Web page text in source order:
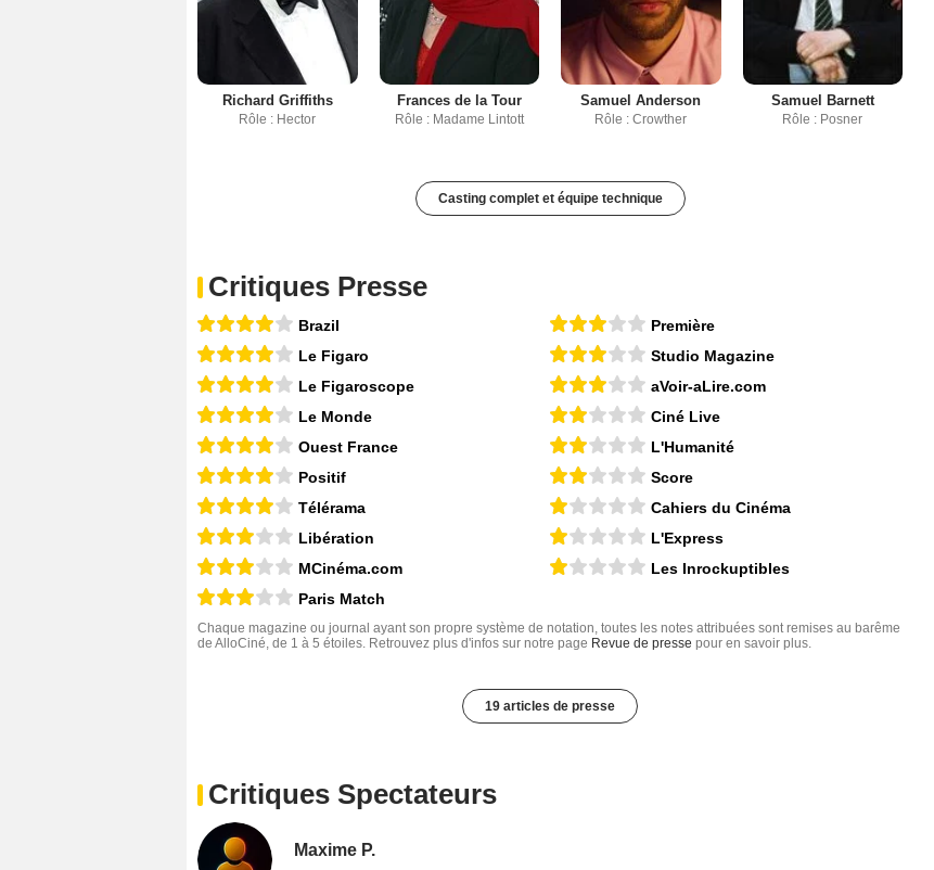
Richard Griffiths
Rôle : Hector
Frances de la Tour
Rôle : Madame Lintott
Samuel Anderson
Rôle : Crowther
Samuel Barnett
Rôle : Posner
Casting complet et équipe technique
Critiques Presse
Brazil
Le Figaro
Le Figaroscope
Le Monde
Ouest France
Positif
Télérama
Libération
MCinéma.com
Paris Match
Première
Studio Magazine
aVoir-aLire.com
Ciné Live
L'Humanité
Score
Cahiers du Cinéma
L'Express
Les Inrockuptibles
Chaque magazine ou journal ayant son propre système de notation, toutes les notes attribuées sont remises au barême
de AlloCiné, de 1 à 5 étoiles. Retrouvez plus d'infos sur notre page Revue de presse pour en savoir plus.
19 articles de presse
Critiques Spectateurs
Maxime P.